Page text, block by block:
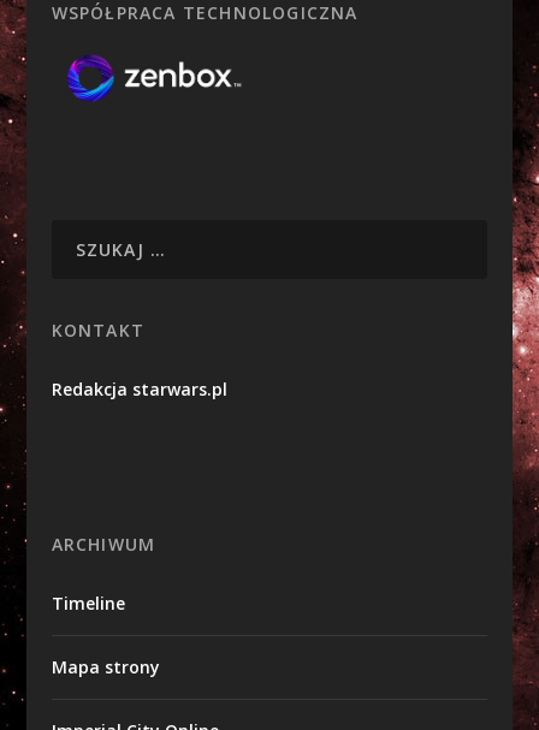
WSPÓŁPRACA TECHNOLOGICZNA
KONTAKT
Redakcja starwars.pl
ARCHIWUM
Timeline
Mapa strony